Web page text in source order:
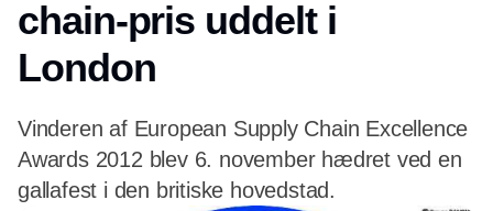
chain-pris uddelt i
London
Vinderen af European Supply Chain Excellence
Awards 2012 blev 6. november hædret ved en
gallafest i den britiske hovedstad.